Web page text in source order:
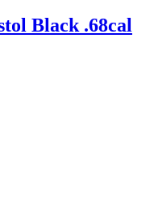
Black .68cal